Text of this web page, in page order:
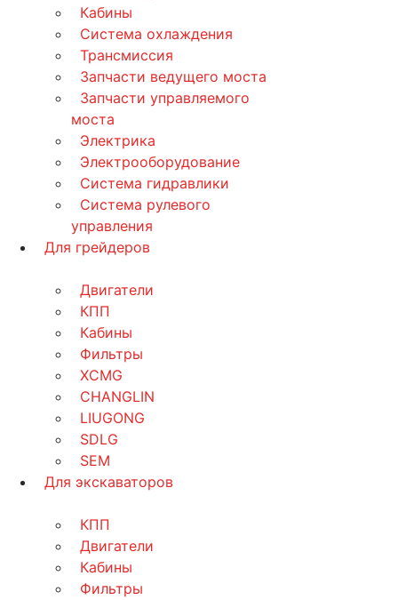
Кабины
Система охлаждения
Трансмиссия
Запчасти ведущего моста
Запчасти управляемого
моста
Электрика
Электрооборудование
Система гидравлики
Система рулевого
управления
Для грейдеров
Двигатели
КПП
Кабины
Фильтры
XCMG
CHANGLIN
LIUGONG
SDLG
SEM
Для экскаваторов
КПП
Двигатели
Кабины
Фильтры